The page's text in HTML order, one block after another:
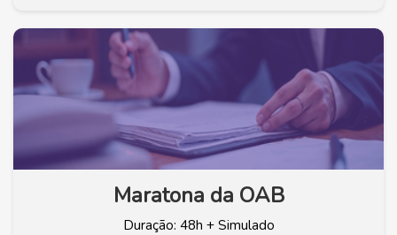
Maratona da OAB
Duração: 48h + Simulado